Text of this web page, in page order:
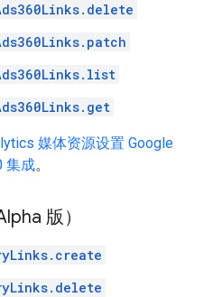
媒体资源设置 Google
集成。
版）